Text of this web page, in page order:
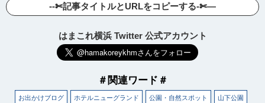
--✄記事タイトルとURLをコピーする-✄—
はまこれ横浜 Twitter 公式アカウント
＃関連ワード＃
お出かけブログ ホテルニューグランド 公園・自然スポット 山下公園